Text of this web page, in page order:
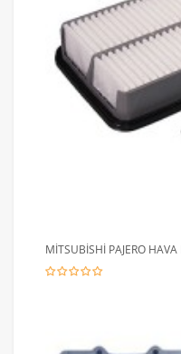
MİTSUBİSHİ PAJERO